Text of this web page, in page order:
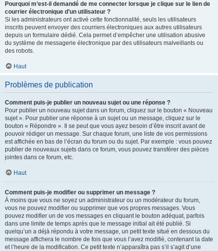
Pourquoi m’est-il demandé de me connecter lorsque je clique sur le lien de
courrier électronique d’un utilisateur ?
Si les administrateurs ont activé cette fonctionnalité, seuls les utilisateurs
inscrits peuvent envoyer des courriers électroniques aux autres utilisateurs
depuis un formulaire dédié. Cela permet d’empêcher une utilisation abusive
du système de messagerie électronique par des utilisateurs malveillants ou
des robots.
Haut
Problèmes de publication
Comment puis-je publier un nouveau sujet ou une réponse ?
Pour publier un nouveau sujet dans un forum, cliquez sur le bouton « Nouveau
sujet ». Pour publier une réponse à un sujet ou un message, cliquez sur le
bouton « Répondre ». Il se peut que vous ayez besoin d’être inscrit avant de
pouvoir rédiger un message. Sur chaque forum, une liste de vos permissions
est affichée en bas de l’écran du forum ou du sujet. Par exemple : vous pouvez
publier de nouveaux sujets dans ce forum, vous pouvez transférer des pièces
jointes dans ce forum, etc.
Haut
Comment puis-je modifier ou supprimer un message ?
À moins que vous ne soyez un administrateur ou un modérateur du forum,
vous ne pouvez modifier ou supprimer que vos propres messages. Vous
pouvez modifier un de vos messages en cliquant le bouton adéquat, parfois
dans une limite de temps après que le message initial ait été publié. Si
quelqu’un a déjà répondu à votre message, un petit texte situé en dessous du
message affichera le nombre de fois que vous l’avez modifié, contenant la date
et l’heure de la modification. Ce petit texte n’apparaîtra pas s’il s’agit d’une